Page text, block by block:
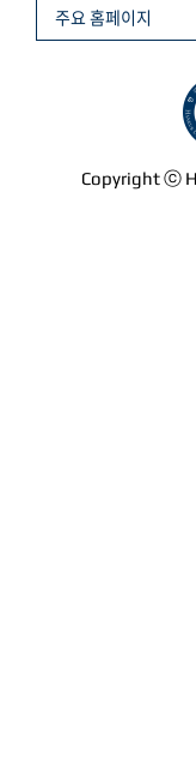
Copyright ⓒ
주요 홈페이지